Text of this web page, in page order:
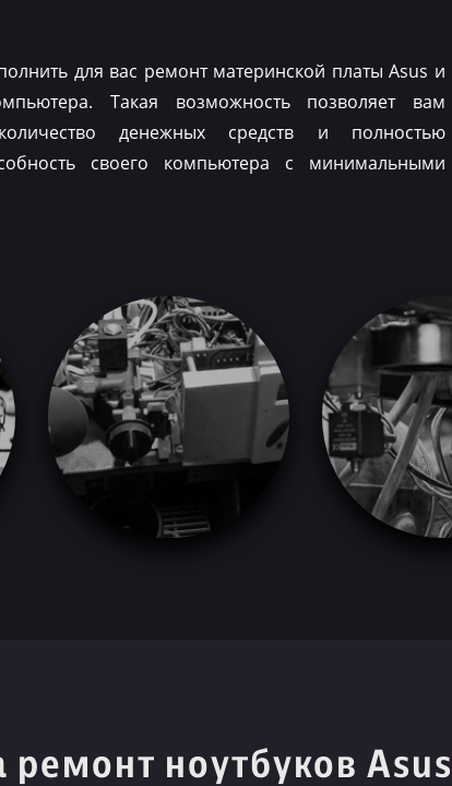
для вас ремонт материнской платы Asus и
Такая возможность позволяет вам
денежных средств и полностью
своего компьютера с минимальными
ремонт ноутбуков Asus